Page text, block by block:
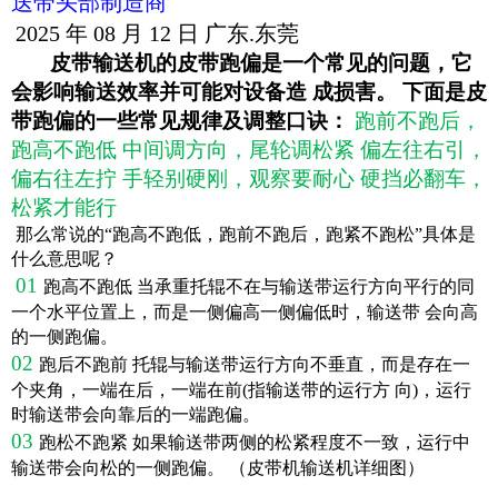
2025 年 08 月 12 日 广东.东莞
皮带输送机的皮带跑偏是一个常见的问题，它
会影响输送效率并可能对设备造 成损害。 下面是皮
带跑偏的一些常见规律及调整口诀：
跑前不跑后，
跑高不跑低 中间调方向，尾轮调松紧 偏左往右引，
偏右往左拧 手轻别硬刚，观察要耐心 硬挡必翻车，
松紧才能行
那么常说的“跑高不跑低，跑前不跑后，跑紧不跑松”具体是
什么意思呢？
01 跑高不跑低 当承重托辊不在与输送带运行方向平行的同
一个水平位置上，而是一侧偏高一侧偏低时，输送带 会向高
的一侧跑偏。
02 跑后不跑前 托辊与输送带运行方向不垂直，而是存在一
个夹角，一端在后，一端在前(指输送带的运行方 向)，运行
时输送带会向靠后的一端跑偏。
03 跑松不跑紧 如果输送带两侧的松紧程度不一致，运行中
输送带会向松的一侧跑偏。 （皮带机输送机详细图）